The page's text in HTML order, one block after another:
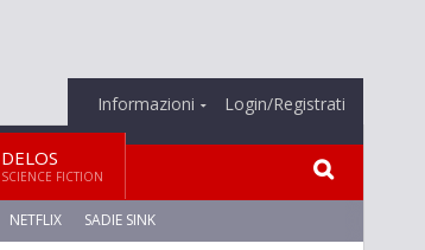
Informazioni Login/Registrati
DELOS
SCIENCE FICTION
NETFLIX SADIE SINK